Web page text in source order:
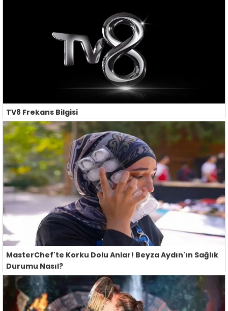
TV8 Frekans Bilgisi
MasterChef'te Korku Dolu Anlar! Beyza Aydın'ın Sağlık
Durumu Nasıl?